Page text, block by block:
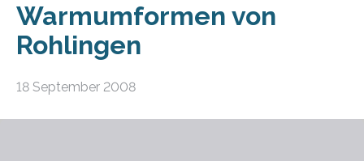
Warmumformen von
Rohlingen
18 September 2008